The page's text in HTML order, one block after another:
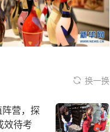
换一换
营，探
效待考